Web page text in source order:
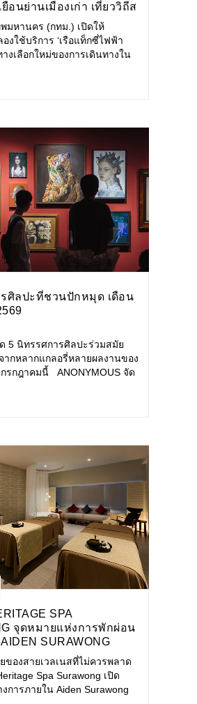
ยือนย่านเมืองเก่า เที่ยววิถีส
แบบรักษ์โลก
พมหานคร (กทม.) เปิดให้
งใช้บริการ ‘เรือแท็กซี่ไฟฟ้า
างเลือกใหม่ของการเดินทางใน
อปพลิเคชัน MuvMi (มูฟมี)
ศิลปะที่ชวนปักหมุด เดือน
5 นิทรรศการศิลปะร่วมสมัย
กหลากแกลอรี่หลายผลงานของ
รกฎาคมนี้ ANONYMOUS จัด
โดยมี นิ่ม
SPA
จุดหมายแห่งการพักผ่อน
SURAWONG
ของสายเวลเนสที่ไม่ควรพลาด
Spa Surawong เปิด
การภายใน Aiden Surawong